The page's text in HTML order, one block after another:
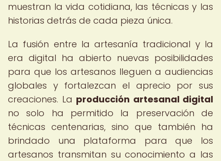
muestran la vida cotidiana, las técnicas y las
historias detrás de cada pieza única.
La fusión entre la artesanía tradicional y la
era digital ha abierto nuevas posibilidades
para que los artesanos lleguen a audiencias
globales y fortalezcan el aprecio por sus
creaciones. La producción artesanal digital
no solo ha permitido la preservación de
técnicas centenarias, sino que también ha
brindado una plataforma para que los
artesanos transmitan su conocimiento a las